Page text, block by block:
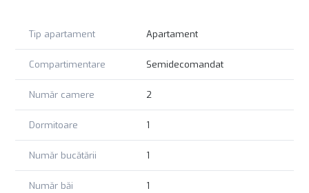
Tip apartament Apartament
Compartimentare Semidecomandat
Număr camere 2
Dormitoare 1
Număr bucătării 1
Număr băi 1